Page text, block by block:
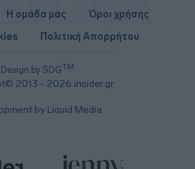
Design by SDGTM
2013 - 2026 insider.gr
Η ομάδα μας
Όροι χρήσης
Πολιτική Απορρήτου
by Liquid Media